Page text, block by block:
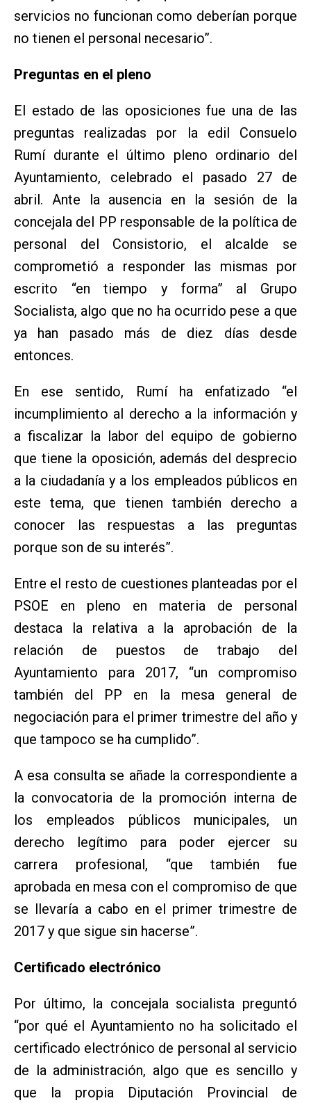
servicios no funcionan como deberían porque
no tienen el personal necesario”.
Preguntas en el pleno
El estado de las oposiciones fue una de las
preguntas realizadas por la edil Consuelo
Rumí durante el último pleno ordinario del
Ayuntamiento, celebrado el pasado 27 de
abril. Ante la ausencia en la sesión de la
concejala del PP responsable de la política de
personal del Consistorio, el alcalde se
comprometió a responder las mismas por
escrito “en tiempo y forma” al Grupo
Socialista, algo que no ha ocurrido pese a que
ya han pasado más de diez días desde
entonces.
En ese sentido, Rumí ha enfatizado “el
incumplimiento al derecho a la información y
a fiscalizar la labor del equipo de gobierno
que tiene la oposición, además del desprecio
a la ciudadanía y a los empleados públicos en
este tema, que tienen también derecho a
conocer las respuestas a las preguntas
porque son de su interés”.
Entre el resto de cuestiones planteadas por el
PSOE en pleno en materia de personal
destaca la relativa a la aprobación de la
relación de puestos de trabajo del
Ayuntamiento para 2017, “un compromiso
también del PP en la mesa general de
negociación para el primer trimestre del año y
que tampoco se ha cumplido”.
A esa consulta se añade la correspondiente a
la convocatoria de la promoción interna de
los empleados públicos municipales, un
derecho legítimo para poder ejercer su
carrera profesional, “que también fue
aprobada en mesa con el compromiso de que
se llevaría a cabo en el primer trimestre de
2017 y que sigue sin hacerse”.
Certificado electrónico
Por último, la concejala socialista preguntó
“por qué el Ayuntamiento no ha solicitado el
certificado electrónico de personal al servicio
de la administración, algo que es sencillo y
que la propia Diputación Provincial de